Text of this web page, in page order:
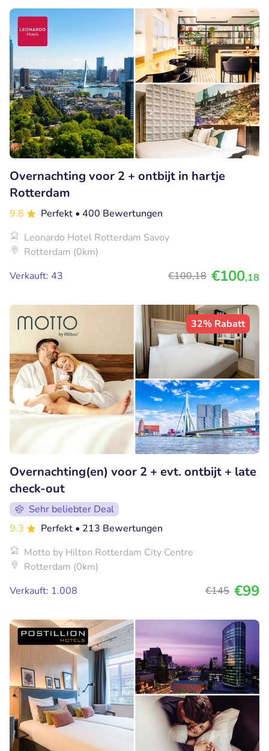
Overnachting voor 2 + ontbijt in hartje
Rotterdam
9.8 Perfekt • 400 Bewertungen
Leonardo Hotel Rotterdam Savoy
Rotterdam (0km)
Verkauft: 43
€100,18 €100,18
32% Rabatt
Overnachting(en) voor 2 + evt. ontbijt + late
check-out
Sehr beliebter Deal
9.3
Perfekt • 213 Bewertungen
Motto by Hilton Rotterdam City Centre
Rotterdam (0km)
Verkauft: 1.008
€145 €99